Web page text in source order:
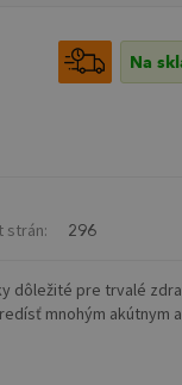
Na
strán: 296
dôležité pre trvalé
mnohým akútnym a